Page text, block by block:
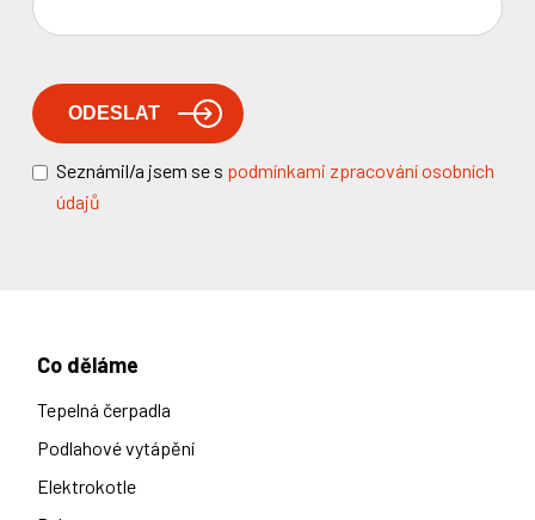
Seznámil/a jsem se s podmínkami zpracování osobních
údajů
Co děláme
Tepelná čerpadla
Podlahové vytápění
Elektrokotle